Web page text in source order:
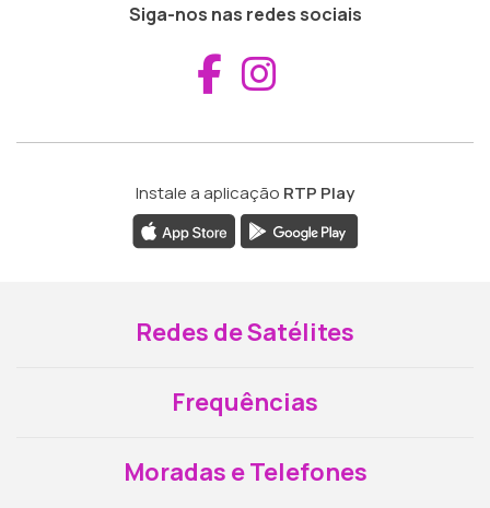
Siga-nos nas redes sociais
Aceder ao
Instale a aplicação RTP Play
Redes de Satélites
Frequências
Moradas e Telefones